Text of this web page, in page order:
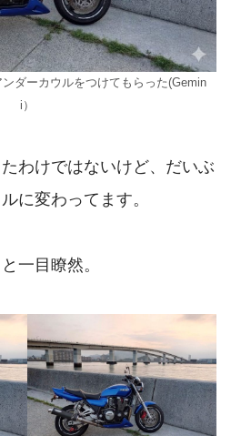
ダーカウルをつけてもらった(Gemin
i）
わけではないけど、だいぶ
に変わってます。
一目瞭然。